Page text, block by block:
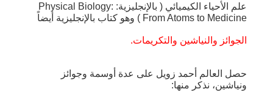
علم الأحياء الكيميائي ( بالإنجليزية: Physical Biology:
From Atoms to Medicine ) وهو كتاب بالإنجليزية أيضاً
الجوائز والنياشين والتكريمات.
حصل العالم أحمد زويل على عدة أوسمة وجوائز
ونياشين، نذكر منها: